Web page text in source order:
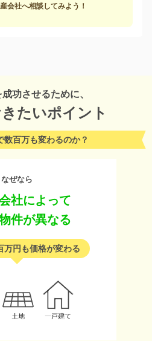
会社へ相談してみよう！
功させるために、
たいポイント
数百万も変わるのか？
なぜなら
社によって
件が異なる
万円も価格が変わる